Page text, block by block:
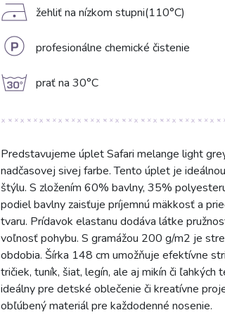
D žehliť na nízkom stupni(110°C)
L profesionálne chemické čistenie
g prať na 30°C
Predstavujeme úplet Safari melange light
nadčasovej sivej farbe. Tento úplet je
štýlu. S zložením 60% bavlny, 35%
podiel bavlny zaisťuje príjemnú mäkkosť a
tvaru. Prídavok elastanu dodáva látke
voľnosť pohybu. S gramážou 200 g/m2 je
obdobia. Šírka 148 cm umožňuje efektívne
tričiek, tuník, šiat, legín, ale aj mikín či ľahkých
ideálny pre detské oblečenie či kreatívne
obľúbený materiál pre každodenné nosenie.